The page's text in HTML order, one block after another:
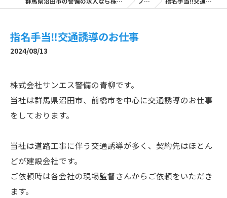
指名手当‼交通誘導のお仕事
2024/08/13
株式会社サンエス警備の青柳です。
当社は群馬県沼田市、前橋市を中心に交通誘導のお仕事
をしております。
当社は道路工事に伴う交通誘導が多く、契約先はほとん
どが建設会社です。
ご依頼時は各会社の現場監督さんからご依頼をいただき
ます。